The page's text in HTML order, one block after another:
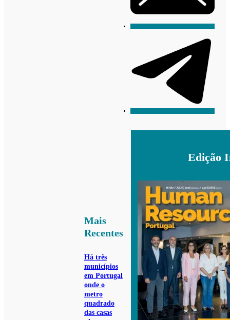
Mais
Recentes
Há três
municípios
em Portugal
onde o
metro
quadrado
das casas
Edição